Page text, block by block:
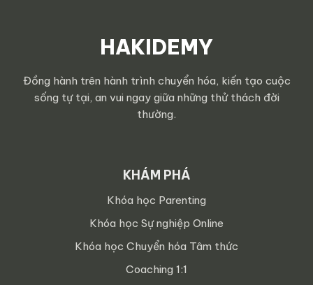
HAKIDEMY
Đồng hành trên hành trình chuyển hóa, kiến tạo cuộc
sống tự tại, an vui ngay giữa những thử thách đời
thường.
KHÁM PHÁ
Khóa học Parenting
Khóa học Sự nghiệp Online
Khóa học Chuyển hóa Tâm thức
Coaching 1:1